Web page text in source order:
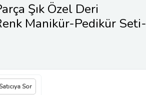
Şık Özel Deri
Manikür-Pedikür Seti-
Sor